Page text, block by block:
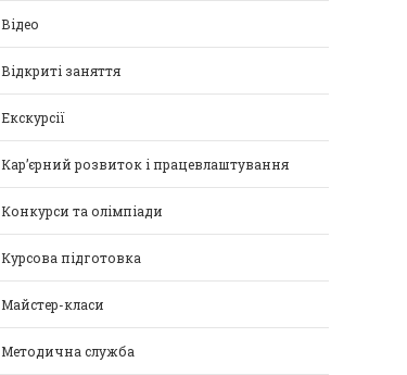
Відео
Відкриті заняття
Екскурсії
Кар’єрний розвиток і працевлаштування
Конкурси та олімпіади
Курсова підготовка
Майстер-класи
Методична служба